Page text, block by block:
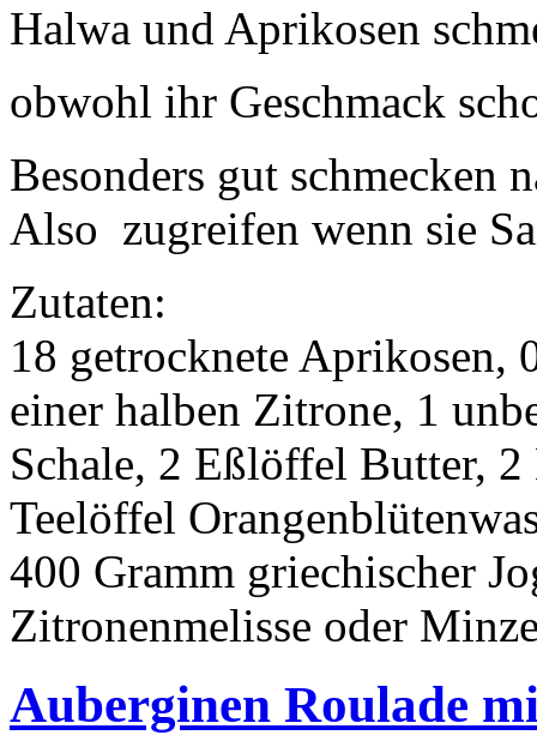
Halwa und Aprikosen
obwohl ihr Geschmack
Besonders gut schmecken
Also zugreifen wenn sie
Zutaten:
18 getrocknete Aprikosen,
einer halben Zitrone, 1
Schale, 2 Eßlöffel Butter,
Teelöffel
400 Gramm griechischer
Zitronenmelisse oder
Auberginen Roulade